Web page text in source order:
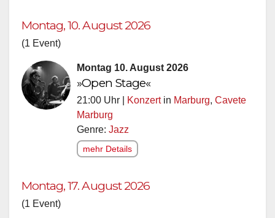
Montag, 10. August 2026
(1 Event)
Montag 10. August 2026
»Open Stage«
21:00 Uhr | Konzertin Marburg, Cavete
Marburg
Genre: Jazz
mehr Details
Montag, 17. August 2026
(1 Event)